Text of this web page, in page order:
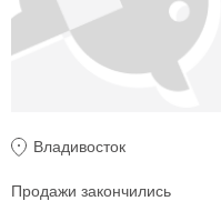
Владивосток
Продажи закончились